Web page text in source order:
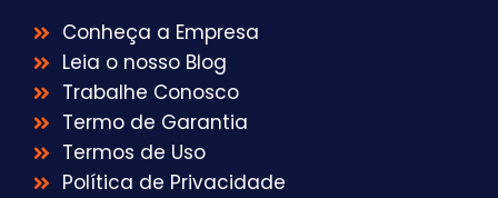
Conheça a Empresa
Leia o nosso Blog
Trabalhe Conosco
Termo de Garantia
Termos de Uso
Política de Privacidade